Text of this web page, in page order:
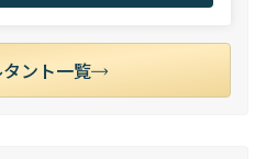
ント一覧